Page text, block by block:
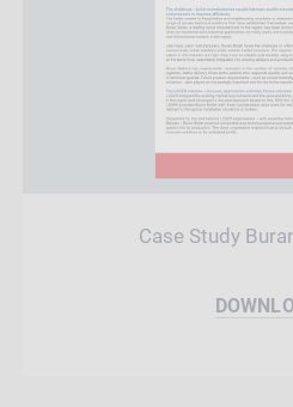
Case Study